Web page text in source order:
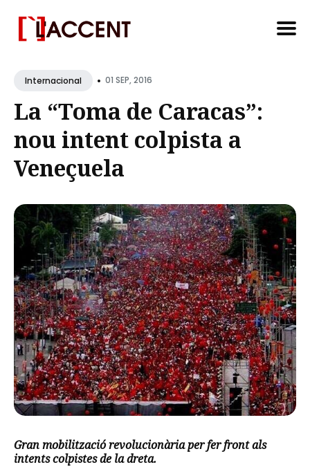
forInternacional • 01 SEP, 2016
La “Toma de Caracas”:
nou intent colpista a
Veneçuela
Gran mobilització revolucionària per fer front als
intents colpistes de la dreta.